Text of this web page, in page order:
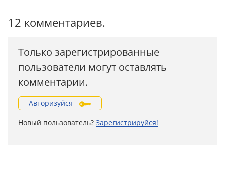
12 комментариев.
Только зарегистрированные
пользователи могут оставлять
комментарии.
Авторизуйся
Новый пользователь? Зарегистрируйся!